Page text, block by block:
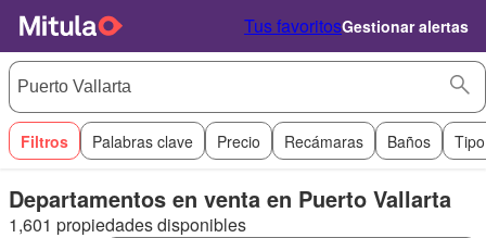
Tus favoritosGestionar alertas
Filtros Palabras clave Precio Recámaras Baños
Departamentos en venta en Puerto Vallarta
1,601 propiedades disponibles